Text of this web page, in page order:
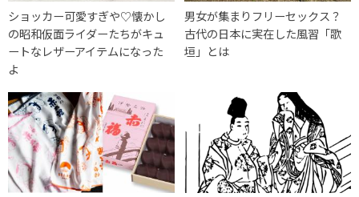
ショッカー可愛すぎや♡懐かし
の昭和仮面ライダーたちがキュ
ートなレザーアイテムになった
よ
男女が集まりフリーセックス？
古代の日本に実在した風習「歌
垣」とは